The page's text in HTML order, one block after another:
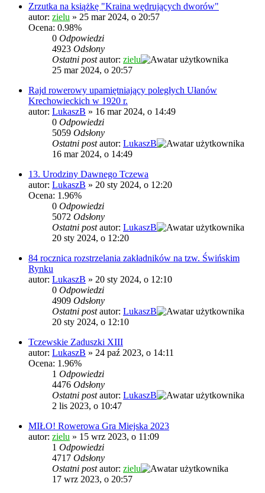
Zrzutka na książkę "Kraina wędrujących dworów"
autor: zielu » 25 mar 2024, o 20:57
Ocena: 0.98%
0 Odpowiedzi
4923 Odsłony
Ostatni postautor: zielu
25 mar 2024, o 20:57
Rajd rowerowy upamiętniający poległych Ułanów
Krechowieckich w 1920 r.
autor: LukaszB » 16 mar 2024, o 14:49
0 Odpowiedzi
5059 Odsłony
Ostatni postautor: LukaszB
16 mar 2024, o 14:49
13. Urodziny Dawnego Tczewa
autor: LukaszB » 20 sty 2024, o 12:20
Ocena: 1.96%
0 Odpowiedzi
5072 Odsłony
Ostatni postautor: LukaszB
20 sty 2024, o 12:20
84 rocznica rozstrzelania zakładników na tzw. Świńskim
Rynku
autor: LukaszB » 20 sty 2024, o 12:10
0 Odpowiedzi
4909 Odsłony
Ostatni postautor: LukaszB
20 sty 2024, o 12:10
Tczewskie Zaduszki XIII
autor: LukaszB » 24 paź 2023, o 14:11
Ocena: 1.96%
1 Odpowiedzi
4476 Odsłony
Ostatni postautor: LukaszB
2 lis 2023, o 10:47
MIŁO! Rowerowa Gra Miejska 2023
autor: zielu » 15 wrz 2023, o 11:09
1 Odpowiedzi
4717 Odsłony
Ostatni postautor: zielu
17 wrz 2023, o 20:57